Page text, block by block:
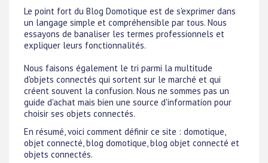
Le point fort du Blog Domotique est de s'exprimer dans
un langage simple et compréhensible par tous. Nous
essayons de banaliser les termes professionnels et
expliquer leurs fonctionnalités.
Nous faisons également le tri parmi la multitude
d'objets connectés qui sortent sur le marché et qui
créent souvent la confusion. Nous ne sommes pas un
guide d'achat mais bien une source d'information pour
choisir ses objets connectés.
En résumé, voici comment définir ce site : domotique,
objet connecté, blog domotique, blog objet connecté et
objets connectés.